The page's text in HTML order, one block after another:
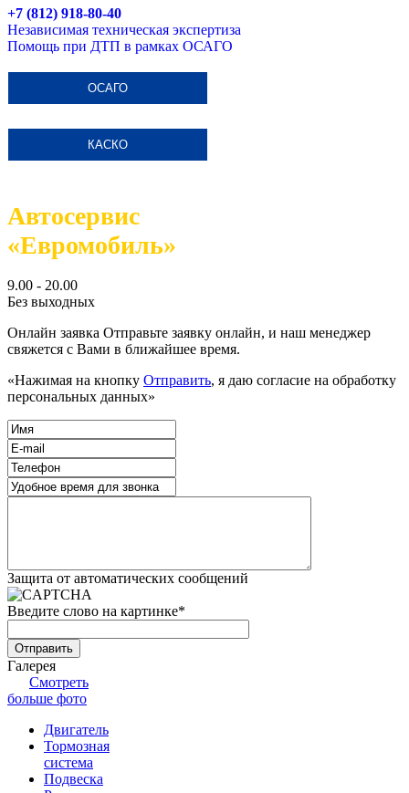
+7 (812) 918-80-40
Независимая техническая экспертиза
Помощь при ДТП в рамках ОСАГО
ОСАГО
КАСКО
Автосервис
«Евромобиль»
9.00 - 20.00
Без выходных
Онлайн заявка Отправьте заявку онлайн, и наш менеджер
свяжется с Вами в ближайшее время.
«Нажимая на кнопку Отправить, я даю согласие на обработку
персональных данных»
Защита от автоматических сообщений
Введите слово на картинке*
Галерея
Смотреть
больше фото
Двигатель
Тормозная
система
Подвеска